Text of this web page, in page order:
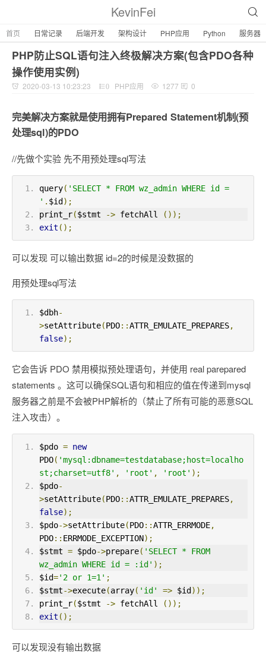
KevinFei
首页 日常记录 后端开发 架构设计 PHP应用 Python 服务器
PHP防止SQL语句注入终极解决方案(包含PDO各种
操作使用实例)
2020-03-13 10:23:23 0 PHP应用 1277 0
完美解决方案就是使用拥有Prepared Statement机制(预
处理sql)的PDO
//先做个实验 先不用预处理sql写法
query( 'SELECT * FROM wz_admin WHERE id =
' . $id );
print_r($stmt -> fetchAll
());
exit ();
可以发现 可以输出数据 id=2的时候是没数据的
用预处理sql写法
$dbh-
>setAttribute(PDO::ATTR_EMULATE_PREPARES,
false);
它会告诉 PDO 禁用模拟预处理语句，并使用 real parepared
statements 。这可以确保SQL语句和相应的值在传递到mysql
服务器之前是不会被PHP解析的（禁止了所有可能的恶意SQL
注入攻击）。
$pdo = new
PDO( 'mysql:dbname=testdatabase;host=localho
st;charset=utf8' , 'root' , 'root' );
$pdo-
>setAttribute(PDO::ATTR_EMULATE_PREPARES,
false);
$pdo->setAttribute(PDO::ATTR_ERRMODE,
PDO:: ERRMODE_EXCEPTION);
$stmt = $pdo->prepare( 'SELECT * FROM
wz_admin WHERE id = :id' );
$id='2 or 1=1' ;
$stmt->execute(array( 'id' => $id ));
print_r($stmt -> fetchAll
());
exit ();
可以发现没有输出数据